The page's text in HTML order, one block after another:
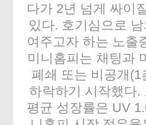
다가 2년 넘게 싸이
있다. 호기심으로
여주고자 하는 노출
미니홈피는 채팅과
폐쇄 또는 비공개
하락하기 시작했다.
평균 성장률은 UV